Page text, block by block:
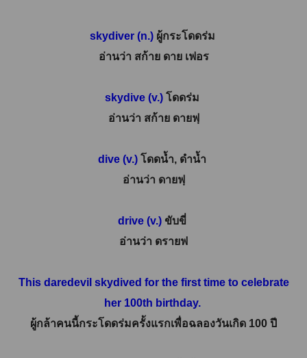
skydiver (n.)ผู้กระโดดร่ม
อ่านว่า สก้าย ดาย เฟอร
skydive (v.) โดดร่ม
อ่านว่า สก้าย ดายฟฺ
dive (v.) โดดน้ำ, ดำน้ำ
อ่านว่า ดายฟฺ
drive (v.) ขับขี่
อ่านว่า ดรายฟ
This daredevil skydived for the first time to celebrate
her 100th birthday.
ผู้กล้าคนนี้กระโดดร่มครั้งแรกเพื่อฉลองวันเกิด 100 ปี